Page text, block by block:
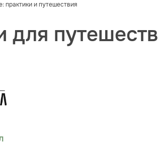
практики и путешествия